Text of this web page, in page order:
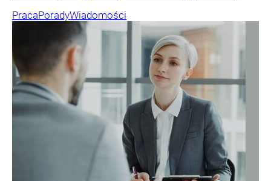
PracaPoradyWiadomości